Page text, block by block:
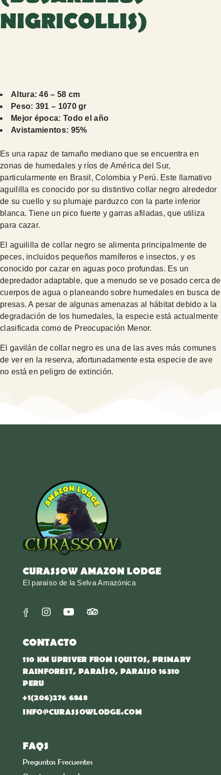
NIGRICOLLIS)
Altura: 46 – 58 cm
Peso: 391 – 1070 gr
Mejor época: Todo el año
Avistamientos: 95%
Es una rapaz de tamaño mediano que se encuentra en
zonas de humedales y ríos de América del Sur,
particularmente en Brasil, Colombia y Perú. Este llamativo
aguililla es conocido por su distintivo collar negro alrededor
de su cuello y su plumaje parduzco con la parte inferior
blanca. Tiene un pico fuerte y garras afiladas, que utiliza
para cazar.
El aguililla de collar negro se alimenta principalmente de
peces, incluidos pequeños mamíferos e insectos, y es
conocido por cazar en aguas poco profundas. Es un
depredador adaptable, que a menudo se ve posado cerca de
cuerpos de agua o planeando sobre humedales en busca de
presas. A pesar de algunas amenazas al hábitat debido a la
degradación de los humedales, la especie está actualmente
clasificada como de Preocupación Menor.
El gavilán de collar negro es una de las aves más comunes
de ver en la reserva, afortunadamente esta especie de ave
no está en peligro de extinción.
CURASSOW AMAZON LODGE
El paraíso de la Selva Amazónica
CONTACTO
110 KM UPRIVER FROM IQUITOS, PRIMARY
RAINFOREST, PARAÍSO, PARAISO 16310
PERU
+1(206)276 6848
INFO@CURASSOWLODGE.COM
FAQS
Preguntas Frecuentes